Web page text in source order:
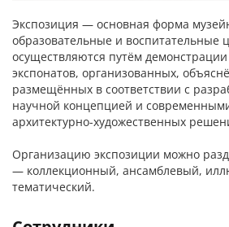
Экспозиция — основная форма
образовательные и воспитательные
осуществляются путём
экспонатов, организованных,
размещённых в соответствии с
научной концепцией и
архитектурно-художественных
Организацию экспозиции можно
— коллекционный, ансамблевый,
тематический.